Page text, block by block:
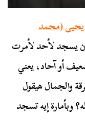
(محمد
يسجد لأحد لأمرت
أو آحاد، يعني
والجمال هيقول
وبأمارة إيه تسجد